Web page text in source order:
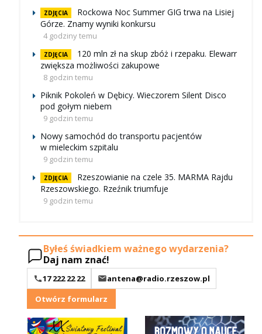
ZDJĘCIA
Rockowa Noc Summer GIG trwa na Lisiej
Górze. Znamy wyniki konkursu
4 godziny temu
ZDJĘCIA
120 mln zł na skup zbóż i rzepaku. Elewarr
zwiększa możliwości zakupowe
8 godzin temu
Piknik Pokoleń w Dębicy. Wieczorem Silent Disco
pod gołym niebem
9 godzin temu
Nowy samochód do transportu pacjentów
w mieleckim szpitalu
9 godzin temu
ZDJĘCIA
Rzeszowianie na czele 35. MARMA Rajdu
Rzeszowskiego. Rzeźnik triumfuje
9 godzin temu
Byłeś świadkiem ważnego wydarzenia?
Daj nam znać!
17 222 22 22
antena@radio.rzeszow.pl
Otwórz formularz